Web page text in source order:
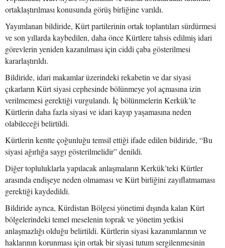
ortaklaştırılması konusunda görüş birliğine varıldı.
Yayımlanan bildiride, Kürt partilerinin ortak toplantıları sürdürmesi
ve son yıllarda kaybedilen, daha önce Kürtlere tahsis edilmiş idari
görevlerin yeniden kazanılması için ciddi çaba gösterilmesi
kararlaştırıldı.
Bildiride, idari makamlar üzerindeki rekabetin ve dar siyasi
çıkarların Kürt siyasi cephesinde bölünmeye yol açmasına izin
verilmemesi gerektiği vurgulandı. İç bölünmelerin Kerkük’te
Kürtlerin daha fazla siyasi ve idari kayıp yaşamasına neden
olabileceği belirtildi.
Kürtlerin kentte çoğunluğu temsil ettiği ifade edilen bildiride, “Bu
siyasi ağırlığa saygı gösterilmelidir” denildi.
Diğer topluluklarla yapılacak anlaşmaların Kerkük’teki Kürtler
arasında endişeye neden olmaması ve Kürt birliğini zayıflatmaması
gerektiği kaydedildi.
Bildiride ayrıca, Kürdistan Bölgesi yönetimi dışında kalan Kürt
bölgelerindeki temel meselenin toprak ve yönetim yetkisi
anlaşmazlığı olduğu belirtildi. Kürtlerin siyasi kazanımlarının ve
haklarının korunması için ortak bir siyasi tutum sergilenmesinin